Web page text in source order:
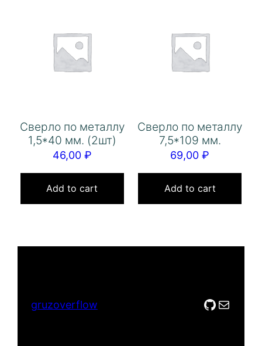
Сверло по металлу
1,5*40 мм. (2шт)
46,00 ₽
Add to cart
Сверло по металлу
7,5*109 мм.
69,00₽
Add to cart
gruzoverflow GitHub
Mail